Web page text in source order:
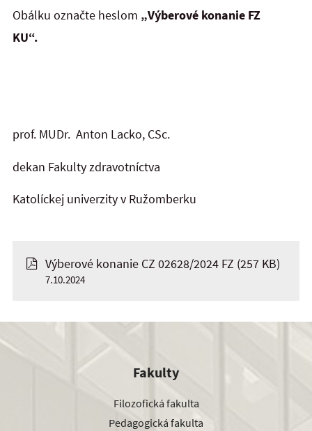
Obálku označte heslom „Výberové konanie FZ
KU“.
prof. MUDr. Anton Lacko, CSc.
dekan Fakulty zdravotníctva
Katolíckej univerzity v Ružomberku
Výberové konanie CZ 02628/2024 FZ (257 KB)
7.10.2024
Fakulty
Filozofická fakulta
Pedagogická fakulta